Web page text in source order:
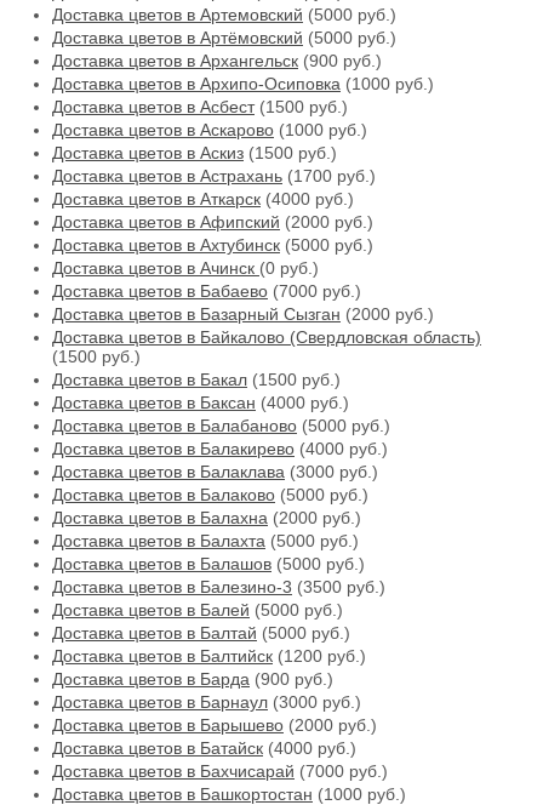
Доставка цветов в Артемовский (5000 руб.)
Доставка цветов в Артёмовский (5000 руб.)
Доставка цветов в Архангельск (900 руб.)
Доставка цветов в Архипо-Осиповка (1000 руб.)
Доставка цветов в Асбест(1500 руб.)
Доставка цветов в Аскарово (1000 руб.)
Доставка цветов в Аскиз (1500 руб.)
Доставка цветов в Астрахань (1700 руб.)
Доставка цветов в Аткарск (4000 руб.)
Доставка цветов в Афипский (2000 руб.)
Доставка цветов в Ахтубинск (5000 руб.)
Доставка цветов в Ачинск (0 руб.)
Доставка цветов в Бабаево (7000 руб.)
Доставка цветов в Базарный Сызган (2000 руб.)
Доставка цветов в Байкалово (Свердловская область)
(1500 руб.)
Доставка цветов в Бакал (1500 руб.)
Доставка цветов в Баксан (4000 руб.)
Доставка цветов в Балабаново (5000 руб.)
Доставка цветов в Балакирево (4000 руб.)
Доставка цветов в Балаклава (3000 руб.)
Доставка цветов в Балаково (5000 руб.)
Доставка цветов в Балахна (2000 руб.)
Доставка цветов в Балахта (5000 руб.)
Доставка цветов в Балашов (5000 руб.)
Доставка цветов в Балезино-3 (3500 руб.)
Доставка цветов в Балей (5000 руб.)
Доставка цветов в Балтай (5000 руб.)
Доставка цветов в Балтийск (1200 руб.)
Доставка цветов в Барда (900 руб.)
Доставка цветов в Барнаул (3000 руб.)
Доставка цветов в Барышево (2000 руб.)
Доставка цветов в Батайск (4000 руб.)
Доставка цветов в Бахчисарай (7000 руб.)
Доставка цветов в Башкортостан (1000 руб.)